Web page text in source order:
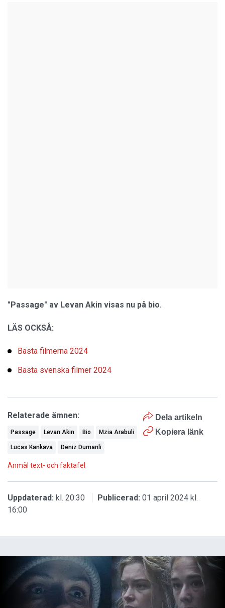
"Passage" av Levan Akin visas nu på bio.
LÄS OCKSÅ:
Bästa filmerna 2024
Bästa svenska filmer 2024
Dela artikeln
Kopiera länk
Relaterade ämnen:
Passage Levan Akin Bio Mzia Arabuli
Lucas Kankava Deniz Dumanli
Anmäl text- och faktafel
Uppdaterad: kl. 20:30 Publicerad: 01 april 2024 kl.
16:00